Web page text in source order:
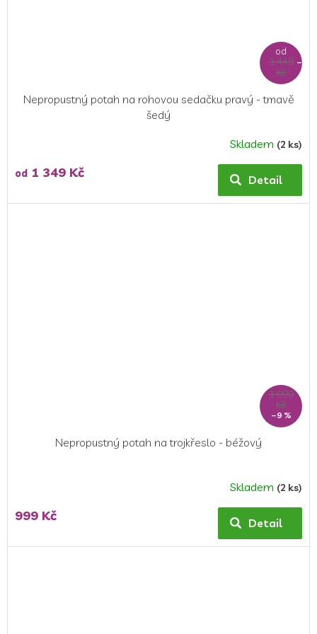
od
1 449
Kč
–6 %
Nepropustný potah na rohovou sedačku pravý - tmavě
šedý
produktu
Skladem (2 ks)
od 1 349 Kč Detail
1 099
Kč
–9 %
Nepropustný potah na trojkřeslo - béžový
produktu
5,0
Skladem (2 ks)
999 Kč Detail